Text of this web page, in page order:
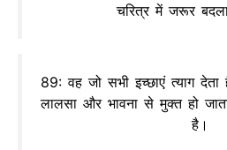
चरित्र में जरूर
89: वह जो सभी इच्छाएं त्याग
लालसा और भावना से मुक्त हो
है।